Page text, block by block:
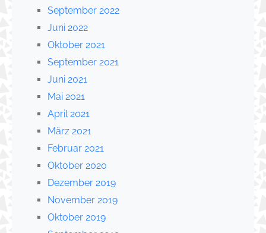
September 2022
Juni 2022
Oktober 2021
September 2021
Juni 2021
Mai 2021
April 2021
März 2021
Februar 2021
Oktober 2020
Dezember 2019
November 2019
Oktober 2019